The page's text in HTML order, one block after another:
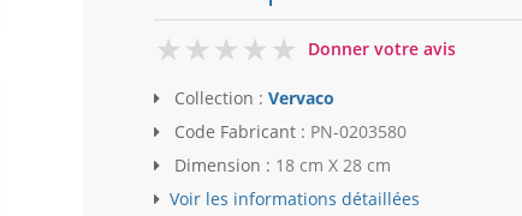
0
Donner votre avis
Collection : Vervaco
Code Fabricant : PN-0203580
Dimension : 18 cm X 28 cm
Voir les informations détaillées